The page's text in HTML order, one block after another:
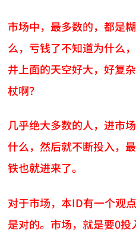
市场中，最多数的，都是
么，亏钱了不知道为什么
井上面的天空好大，好复
杖啊？
几乎绝大多数的人，进市
什么，然后就不断投入，
铁也就进来了。
对于市场，本ID有一个观
是对的。市场，就是要0投